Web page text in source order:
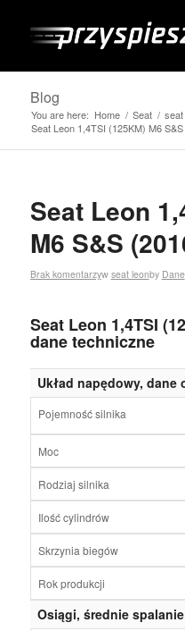
Blog
You are here: Home / Seat /
Seat Leon 1,4TSI (125KM) M6
Seat Leon
M6 S&S
Brak komentarzyw seat leonby Dane
Seat Leon 1,4TSI
dane techniczne
Układ napędowy, dane
Pojemność silnika
Moc
Rodziaj silnika
Ilość cylindrów
Skrzynia biegów
Rok produkcji
Osiągi, średnie spalanie